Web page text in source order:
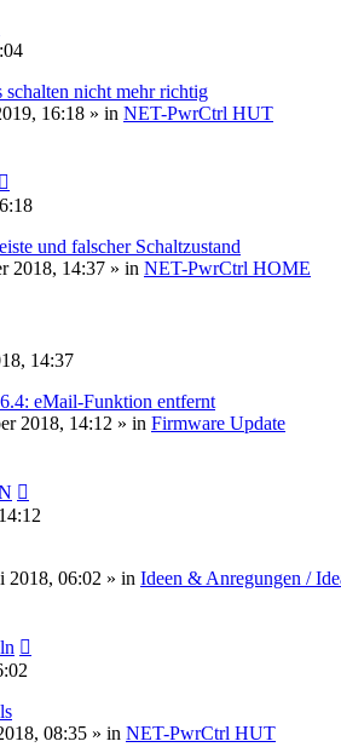
nicht mehr richtig
16:18 » in NET-PwrCtrl HUT
und falscher Schaltzustand
2018, 14:37 » in NET-PwrCtrl HOME
14:37
eMail-Funktion entfernt
2018, 14:12 » in Firmware Update
2018, 06:02 » in Ideen & Anregungen /
08:35 » in NET-PwrCtrl HUT